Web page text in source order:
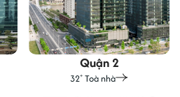
Quận 2
32+ Toà nhà